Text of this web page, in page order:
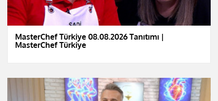
MasterChef Türkiye 08.08.2026 Tanıtımı |
MasterChef Türkiye